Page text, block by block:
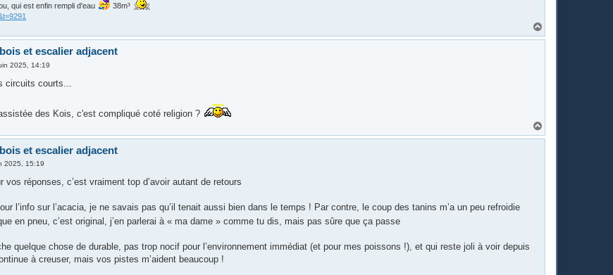
qui est enfin rempli d'eau
38m³
a
et escalier adjacent
2025, 14:19
circuits courts...
des Kois, c'est compliqué coté religion ?
a
et escalier adjacent
2025, 15:19
vos réponses, c’est vraiment top d’avoir autant de retours
l’info sur l’acacia, je ne savais pas qu’il tenait aussi bien dans le temps ! Par contre, le coup des tanins m’a un peu refroidie
en pneu, c’est original, j’en parlerai à « ma dame » comme tu dis, mais pas sûre que ça passe
quelque chose de durable, pas trop nocif pour l’environnement immédiat (et pour mes poissons !), et qui reste joli à voir depuis
à creuser, mais vos pistes m’aident beaucoup !